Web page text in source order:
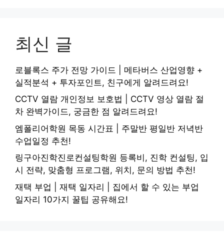
최신 글
로블록스 주가 전망 가이드 | 메타버스 산업영향 +
실적분석 + 투자포인트, 친구에게 알려드려요!
CCTV 열람 개인정보 보호법 | CCTV 영상 열람 절
차 완벽가이드, 궁금한 점 알려드려요!
엠폴리어학원 목동 시간표 | 주말반 평일반 저녁반
수업일정 추천!
링구아진학진로컨설팅학원 등록비, 진학 컨설팅, 입
시 전략, 맞춤형 프로그램, 위치, 문의 방법 추천!
재택 부업 | 재택 일자리 | 집에서 할 수 있는 부업
일자리 10가지 꿀팁 공유해요!